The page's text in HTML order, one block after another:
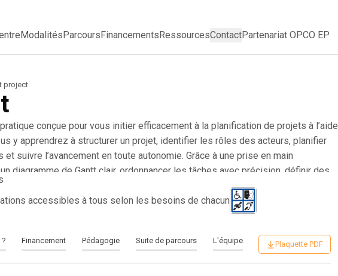
ModalitésParcoursFinancementsRessourcesContactPartenariat OPCO EP
project
conçue pour vous initier efficacement à la planification de projets à l’aide
y apprendrez à structurer un projet, identifier les rôles des acteurs, planifier
suivre l’avancement en toute autonomie. Grâce à une prise en main
diagramme de Gantt clair, ordonnancer les tâches avec précision, définir des
et exporter vos plannings vers d’autres formats (PDF, image, MS
projet, assistant de direction, responsable d’équipe ou débutant en gestion de
une méthode visuelle et concrète pour mieux organiser, anticiper et piloter vos
avancées. Une solution accessible pour professionnaliser rapidement vos
accessibles à tous selon les besoins de chacun
Financement Pédagogie Suite de parcours L'équipe Plaquette PDF